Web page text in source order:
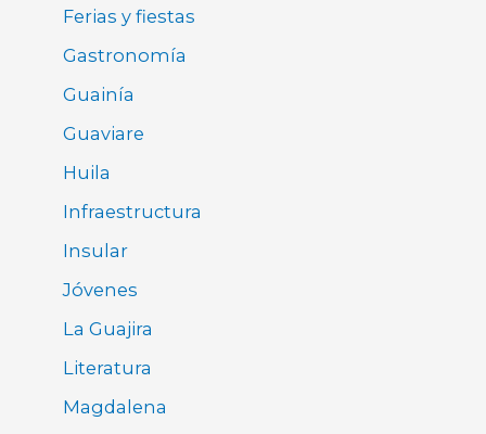
Ferias y fiestas
Gastronomía
Guainía
Guaviare
Huila
Infraestructura
Insular
Jóvenes
La Guajira
Literatura
Magdalena